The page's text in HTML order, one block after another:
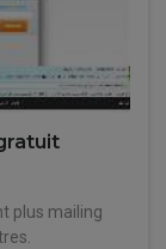
plus mailing